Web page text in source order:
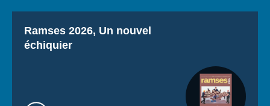
Titre
Ramses 2026, Un nouvel
échiquier